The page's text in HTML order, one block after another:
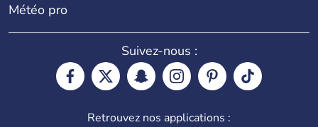
Météo pro
Suivez-nous :
Retrouvez nos applications :